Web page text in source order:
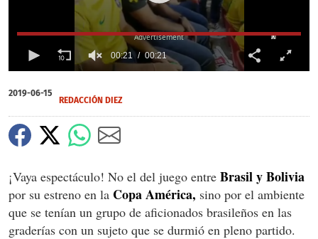
of
21
00:21 00:21
X
2019-06-15
REDACCIÓN DIEZ
¡Vaya espectáculo! No el del juego entre Brasil y Bolivia
por su estreno en la Copa América, sino por el ambiente
que se tenían un grupo de aficionados brasileños en las
graderías con un sujeto que se durmió en pleno partido.